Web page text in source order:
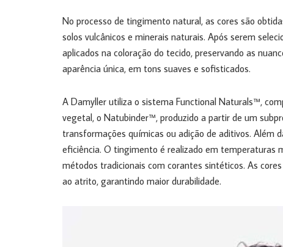
No processo de tingimento natural, as cores são
solos vulcânicos e minerais naturais. Após serem
aplicados na coloração do tecido, preservando as
aparência única, em tons suaves e sofisticados.
A Damyller utiliza o sistema Functional Naturals™,
vegetal, o Natubinder™, produzido a partir de um
transformações químicas ou adição de aditivos. Além
eficiência. O tingimento é realizado em temperaturas
métodos tradicionais com corantes sintéticos. As
ao atrito, garantindo maior durabilidade.